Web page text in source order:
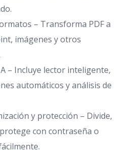
– Transforma PDF a
imágenes y otros
– Incluye lector inteligente,
automáticos y análisis de
y protección – Divide,
con contraseña o